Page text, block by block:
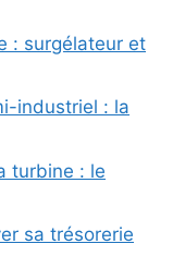
: surgélateur et
industriel : la
turbine : le
sa trésorerie